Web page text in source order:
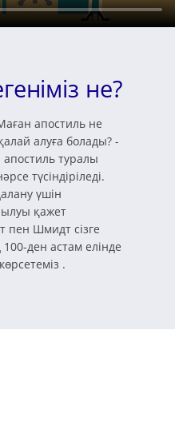
не?
апостиль не
алуға болады? -
апостиль туралы
түсіндіріледі.
үшін
қажет
пен Шмидт сізге
100-ден астам елінде
.